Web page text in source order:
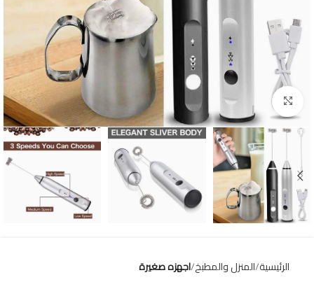
Click to enlarge
الرئيسية المنزل والمطبخ اجهزه صغيرة